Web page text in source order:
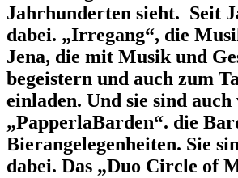
Jahrhunderten sieht. Seit
dabei. „Irregang“, die
Jena, die mit Musik und
begeistern und auch zum
einladen. Und sie sind
„PapperlaBarden“. die
Bierangelegenheiten. Sie
dabei. Das „Duo Circle of